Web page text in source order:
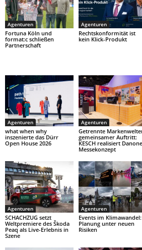
Agenturen
Fortuna Köln und
format:c schließen
Partnerschaft
Agenturen
Rechtskonformität ist
kein Klick-Produkt
Agenturen
what when why
inszenierte das Dürr
Open House 2026
Agenturen
Getrennte
gemeinsamer Auftritt:
KESCH realisiert
Messekonzept
Agenturen
SCHACHZUG setzt
Weltpremiere des Škoda
Peaq als Live-Erlebnis in
Szene
Agenturen
Events im Klimawandel:
Planung unter neuen
Risiken